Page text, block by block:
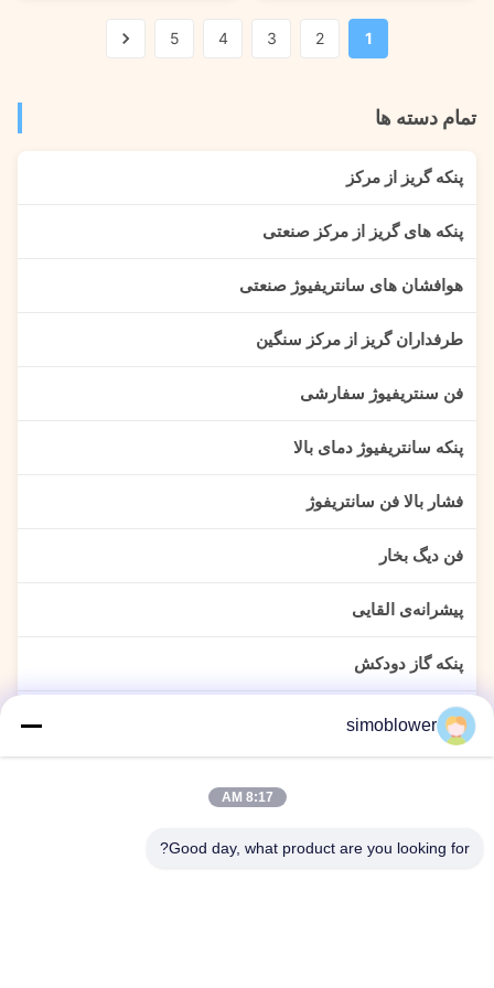
and providing more gas flow
with lower noise. When the
than the 5-11 series. It is also
1
2
3
4
5
تمام دسته ها
پنکه گریز از مرکز
پنکه های گریز از مرکز صنعتی
هوافشان های سانتریفیوژ صنعتی
طرفداران گریز از مرکز سنگین
فن سنتریفیوژ سفارشی
پنکه سانتریفیوژ دمای بالا
فشار بالا فن سانتریفوژ
فن دیگ بخار
پیشرانه‌ی القایی
پنکه گاز دودکش
فن جمع کننده گرد و غبار
simoblower
8:17 AM
Good day, what product are you looking for?